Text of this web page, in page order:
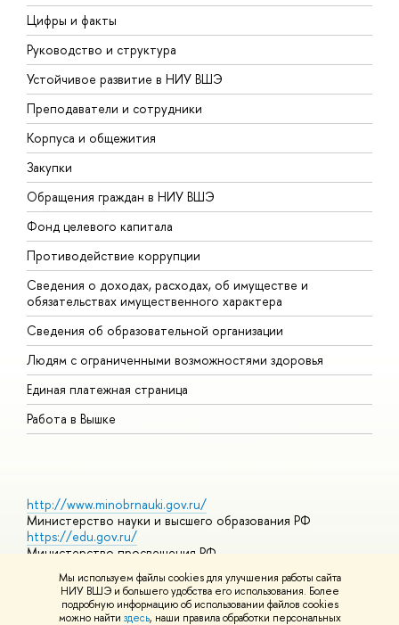
Мы используем файлы cookies для улучшения работы сайта
НИУ ВШЭ и большего удобства его использования. Более
подробную информацию об использовании файлов cookies
можно найти здесь, наши правила обработки персональных
Цифры и факты
Руководство и структура
Устойчивое развитие в НИУ ВШЭ
Преподаватели и сотрудники
Корпуса и общежития
Закупки
Обращения граждан в НИУ ВШЭ
Фонд целевого капитала
Противодействие коррупции
Сведения о доходах, расходах, об имуществе и
обязательствах имущественного характера
Сведения об образовательной организации
Людям с ограниченными возможностями здоровья
Единая платежная страница
Работа в Вышке
http://www.minobrnauki.gov.ru/
Министерство науки и высшего образования РФ
https://edu.gov.ru/
Министерство просвещения РФ
https://elearning.hse.ru/mooc
Массовые открытые онлайн-курсы